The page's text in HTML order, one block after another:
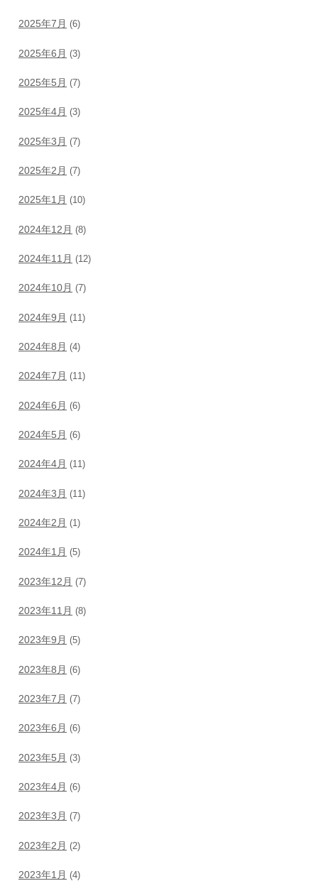
2025年7月 (6)
2025年6月 (3)
2025年5月 (7)
2025年4月 (3)
2025年3月 (7)
2025年2月 (7)
2025年1月 (10)
2024年12月 (8)
2024年11月 (12)
2024年10月 (7)
2024年9月 (11)
2024年8月 (4)
2024年7月 (11)
2024年6月 (6)
2024年5月 (6)
2024年4月 (11)
2024年3月 (11)
2024年2月 (1)
2024年1月 (5)
2023年12月 (7)
2023年11月 (8)
2023年9月 (5)
2023年8月 (6)
2023年7月 (7)
2023年6月 (6)
2023年5月 (3)
2023年4月 (6)
2023年3月 (7)
2023年2月 (2)
2023年1月 (4)